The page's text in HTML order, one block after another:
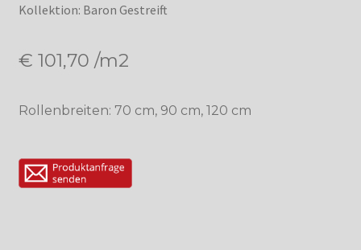
Kollektion: Baron Gestreift
€ 101,70 /m2
Rollenbreiten: 70 cm, 90 cm, 120 cm